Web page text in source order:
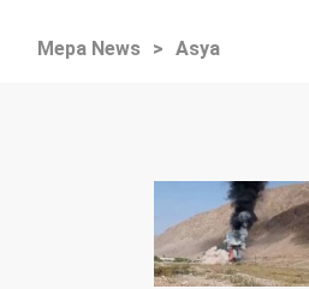
Mepa News > Asya